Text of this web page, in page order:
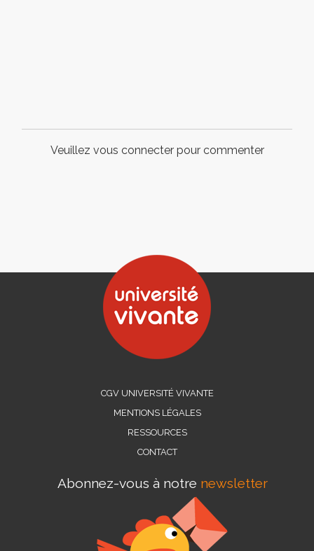
Veuillez vous connecter pour commenter
CGV UNIVERSITÉ VIVANTE
MENTIONS LÉGALES
RESSOURCES
CONTACT
Abonnez-vous à notre newsletter